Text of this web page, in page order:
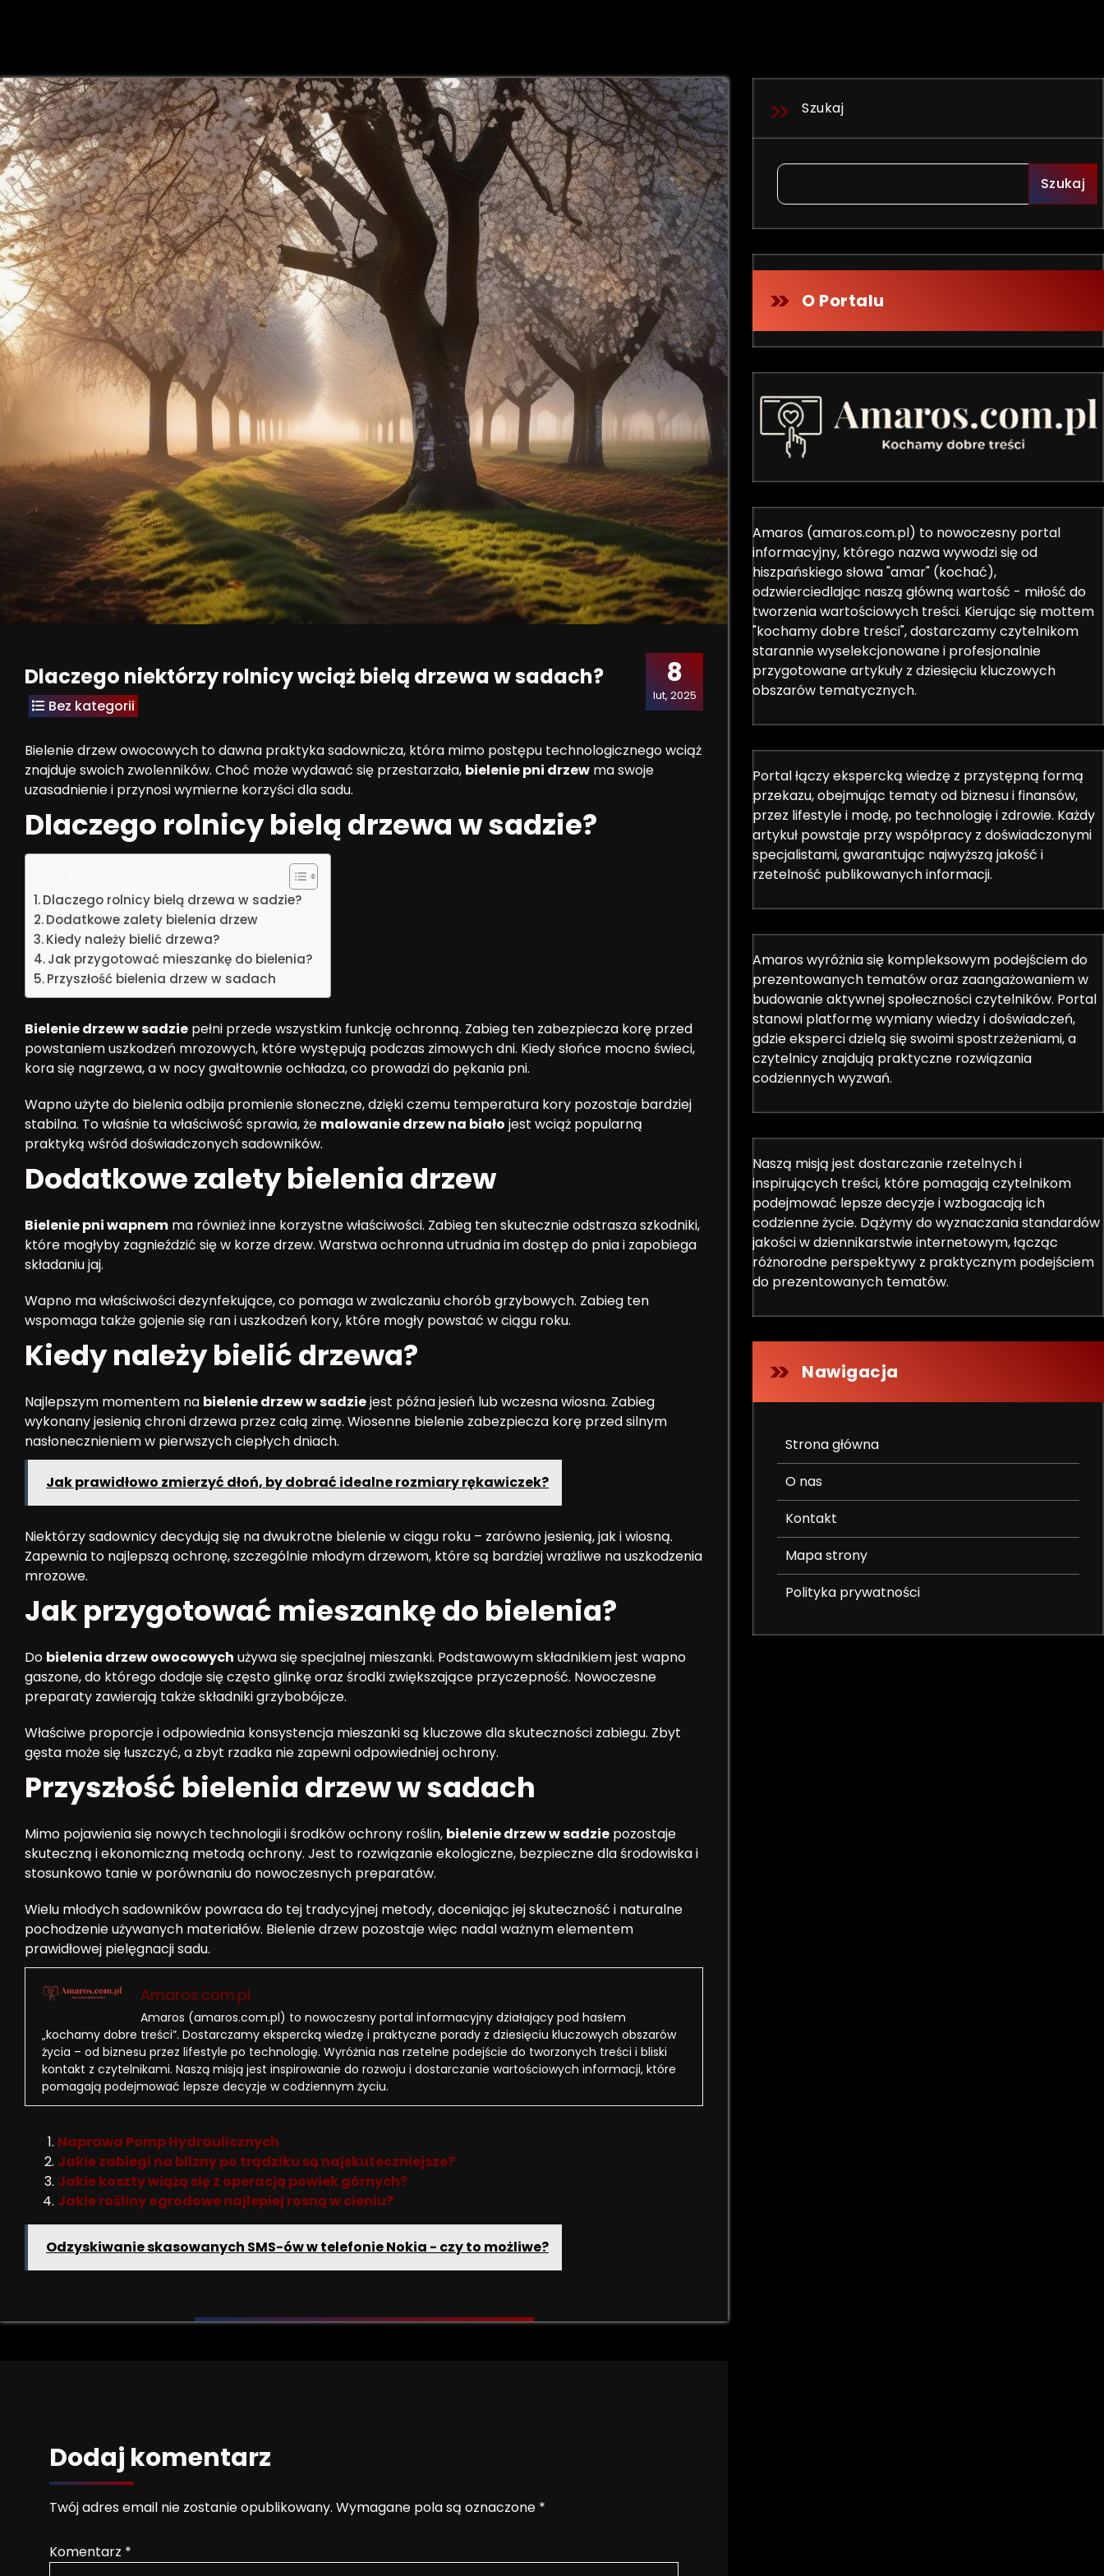
8
lut, 2025
Dlaczego niektórzy rolnicy wciąż bielą drzewa w sadach?
Bez kategorii
Bielenie drzew owocowych to dawna praktyka sadownicza, która mimo postępu technologicznego wciąż
znajduje swoich zwolenników. Choć może wydawać się przestarzała, bielenie pni drzew ma swoje
uzasadnienie i przynosi wymierne korzyści dla sadu.
Dlaczego rolnicy bielą drzewa w sadzie?
Dlaczego rolnicy bielą drzewa w sadzie?
Dodatkowe zalety bielenia drzew
Kiedy należy bielić drzewa?
Jak przygotować mieszankę do bielenia?
Przyszłość bielenia drzew w sadach
Bielenie drzew w sadzie pełni przede wszystkim funkcję ochronną. Zabieg ten zabezpiecza korę przed
powstaniem uszkodzeń mrozowych, które występują podczas zimowych dni. Kiedy słońce mocno świeci,
kora się nagrzewa, a w nocy gwałtownie ochładza, co prowadzi do pękania pni.
Wapno użyte do bielenia odbija promienie słoneczne, dzięki czemu temperatura kory pozostaje bardziej
stabilna. To właśnie ta właściwość sprawia, że malowanie drzew na biało jest wciąż popularną
praktyką wśród doświadczonych sadowników.
Dodatkowe zalety bielenia drzew
Bielenie pni wapnem ma również inne korzystne właściwości. Zabieg ten skutecznie odstrasza szkodniki,
które mogłyby zagnieździć się w korze drzew. Warstwa ochronna utrudnia im dostęp do pnia i zapobiega
składaniu jaj.
Wapno ma właściwości dezynfekujące, co pomaga w zwalczaniu chorób grzybowych. Zabieg ten
wspomaga także gojenie się ran i uszkodzeń kory, które mogły powstać w ciągu roku.
Kiedy należy bielić drzewa?
Najlepszym momentem na bielenie drzew w sadziejest późna jesień lub wczesna wiosna. Zabieg
wykonany jesienią chroni drzewa przez całą zimę. Wiosenne bielenie zabezpiecza korę przed silnym
nasłonecznieniem w pierwszych ciepłych dniach.
Jak prawidłowo zmierzyć dłoń, by dobrać idealne rozmiary rękawiczek?
Niektórzy sadownicy decydują się na dwukrotne bielenie w ciągu roku – zarówno jesienią, jak i wiosną.
Zapewnia to najlepszą ochronę, szczególnie młodym drzewom, które są bardziej wrażliwe na uszkodzenia
mrozowe.
Jak przygotować mieszankę do bielenia?
Do bielenia drzew owocowych używa się specjalnej mieszanki. Podstawowym składnikiem jest wapno
gaszone, do którego dodaje się często glinkę oraz środki zwiększające przyczepność. Nowoczesne
preparaty zawierają także składniki grzybobójcze.
Właściwe proporcje i odpowiednia konsystencja mieszanki są kluczowe dla skuteczności zabiegu. Zbyt
gęsta może się łuszczyć, a zbyt rzadka nie zapewni odpowiedniej ochrony.
Przyszłość bielenia drzew w sadach
Mimo pojawienia się nowych technologii i środków ochrony roślin, bielenie drzew w sadzie pozostaje
skuteczną i ekonomiczną metodą ochrony. Jest to rozwiązanie ekologiczne, bezpieczne dla środowiska i
stosunkowo tanie w porównaniu do nowoczesnych preparatów.
Wielu młodych sadowników powraca do tej tradycyjnej metody, doceniając jej skuteczność i naturalne
pochodzenie używanych materiałów. Bielenie drzew pozostaje więc nadal ważnym elementem
prawidłowej pielęgnacji sadu.
Amaros.com.pl
Amaros (amaros.com.pl) to nowoczesny portal informacyjny działający pod hasłem
„kochamy dobre treści”. Dostarczamy ekspercką wiedzę i praktyczne porady z dziesięciu kluczowych obszarów
życia – od biznesu przez lifestyle po technologię. Wyróżnia nas rzetelne podejście do tworzonych treści i bliski
kontakt z czytelnikami. Naszą misją jest inspirowanie do rozwoju i dostarczanie wartościowych informacji, które
pomagają podejmować lepsze decyzje w codziennym życiu.
Naprawa Pomp Hydraulicznych
Jakie zabiegi na blizny po trądziku są najskuteczniejsze?
Jakie koszty wiążą się z operacją powiek górnych?
Jakie rośliny ogrodowe najlepiej rosną w cieniu?
Odzyskiwanie skasowanych SMS-ów w telefonie Nokia - czy to możliwe?
Dodaj komentarz
Twój adres email nie zostanie opublikowany. Wymagane pola są oznaczone *
Komentarz *
Szukaj
Szukaj
O Portalu
Amaros (amaros.com.pl) to nowoczesny portal
informacyjny, którego nazwa wywodzi się od
hiszpańskiego słowa "amar" (kochać),
odzwierciedlając naszą główną wartość - miłość do
tworzenia wartościowych treści. Kierując się mottem
"kochamy dobre treści", dostarczamy czytelnikom
starannie wyselekcjonowane i profesjonalnie
przygotowane artykuły z dziesięciu kluczowych
obszarów tematycznych.
Portal łączy ekspercką wiedzę z przystępną formą
przekazu, obejmując tematy od biznesu i finansów,
przez lifestyle i modę, po technologię i zdrowie. Każdy
artykuł powstaje przy współpracy z doświadczonymi
specjalistami, gwarantując najwyższą jakość i
rzetelność publikowanych informacji.
Amaros wyróżnia się kompleksowym podejściem do
prezentowanych tematów oraz zaangażowaniem w
budowanie aktywnej społeczności czytelników. Portal
stanowi platformę wymiany wiedzy i doświadczeń,
gdzie eksperci dzielą się swoimi spostrzeżeniami, a
czytelnicy znajdują praktyczne rozwiązania
codziennych wyzwań.
Naszą misją jest dostarczanie rzetelnych i
inspirujących treści, które pomagają czytelnikom
podejmować lepsze decyzje i wzbogacają ich
codzienne życie. Dążymy do wyznaczania standardów
jakości w dziennikarstwie internetowym, łącząc
różnorodne perspektywy z praktycznym podejściem
do prezentowanych tematów.
Nawigacja
Strona główna
O nas
Kontakt
Mapa strony
Polityka prywatności